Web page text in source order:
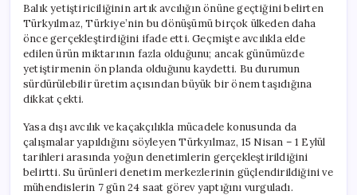
Balık yetiştiriciliğinin artık avcılığın önüne geçtiğini belirten
Türkyılmaz, Türkiye’nin bu dönüşümü birçok ülkeden daha
önce gerçekleştirdiğini ifade etti. Geçmişte avcılıkla elde
edilen ürün miktarının fazla olduğunu; ancak günümüzde
yetiştirmenin ön planda olduğunu kaydetti. Bu durumun
sürdürülebilir üretim açısından büyük bir önem taşıdığına
dikkat çekti.
Yasa dışı avcılık ve kaçakçılıkla mücadele konusunda da
çalışmalar yapıldığını söyleyen Türkyılmaz, 15 Nisan – 1 Eylül
tarihleri arasında yoğun denetimlerin gerçekleştirildiğini
belirtti. Su ürünleri denetim merkezlerinin güçlendirildiğini ve
mühendislerin 7 gün 24 saat görev yaptığını vurguladı.